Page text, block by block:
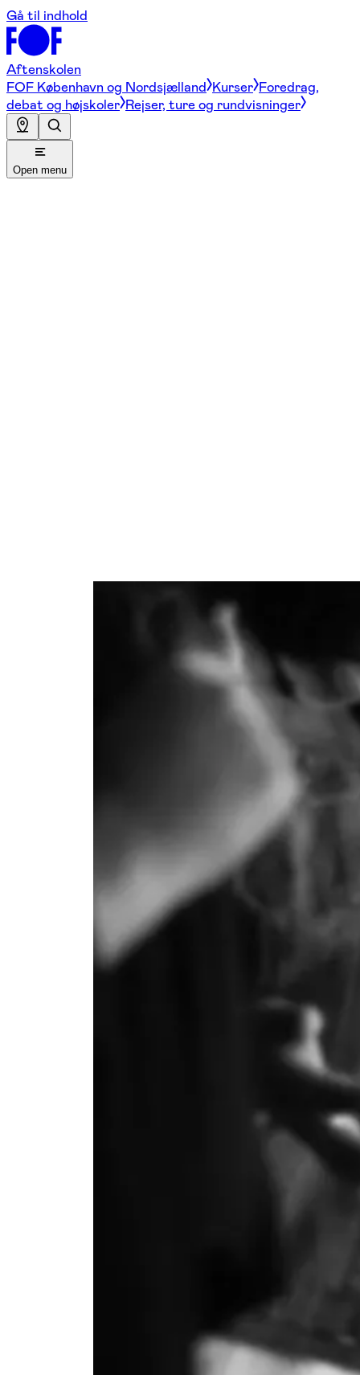
Gå til indhold
Aftenskolen
FOF København og Nordsjælland Kurser Foredrag,
debat og højskoler Rejser, ture og rundvisninger
Open menu